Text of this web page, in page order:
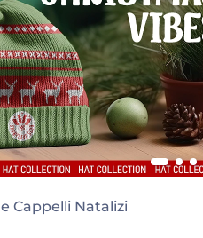
Cappelli Natalizi